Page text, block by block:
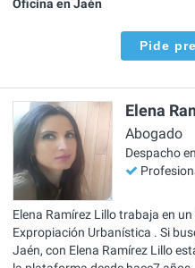
Oficina en Jaén
Pide
Elena
Abogado
Despacho
Elena Ramírez Lillo trabaja en
Expropiación Urbanística . Si
Jaén, con Elena Ramírez Lillo